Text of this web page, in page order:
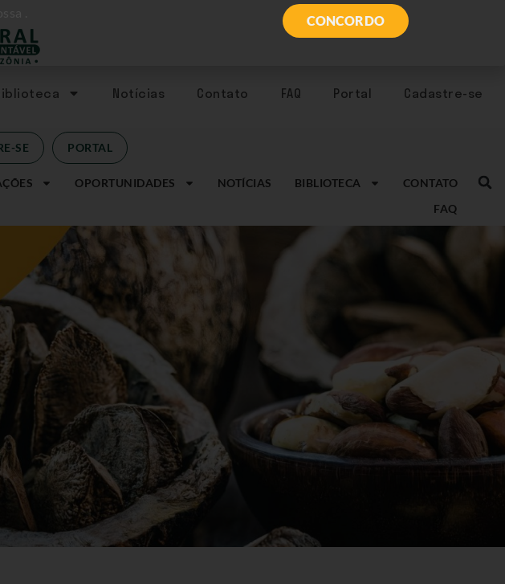
Notícias Contato FAQ Portal Cadastre-se
SE PORTAL
OPORTUNIDADES NOTÍCIAS BIBLIOTECA
CONTATO
FAQ
CONCORDO